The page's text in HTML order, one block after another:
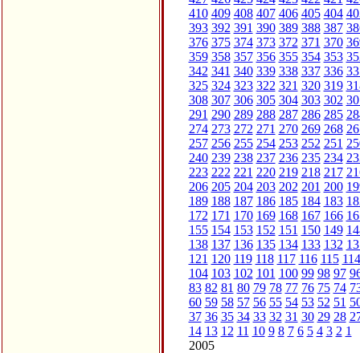
410 409 408 407 406 405 404
393 392 391 390 389 388 387
376 375 374 373 372 371 370
359 358 357 356 355 354 353
342 341 340 339 338 337 336
325 324 323 322 321 320 319
308 307 306 305 304 303 302
291 290 289 288 287 286 285
274 273 272 271 270 269 268
257 256 255 254 253 252 251
240 239 238 237 236 235 234
223 222 221 220 219 218 217
206 205 204 203 202 201 200
189 188 187 186 185 184 183
172 171 170 169 168 167 166
155 154 153 152 151 150 149
138 137 136 135 134 133 132
121 120 119 118 117 116 115 114
104 103 102 101 100 99 98 97
83 82 81 80 79 78 77 76 75 74
60 59 58 57 56 55 54 53 52 51
37 36 35 34 33 32 31 30 29 28
14 13 12 11 10 9 8 7 6 5 4 3 2 1
2005